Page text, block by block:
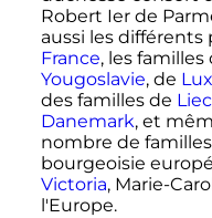
Robert Ier de
aussi les
France, les familles
Yougoslavie, de
des familles de
Danemark, et
nombre de
bourgeoisie
Victoria, Marie-
l'Europe.